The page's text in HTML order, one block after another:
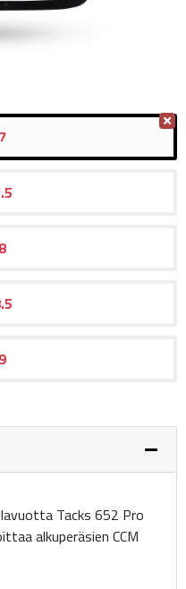
7
8
9
Tacks 652 Pro
alkuperäsien CCM